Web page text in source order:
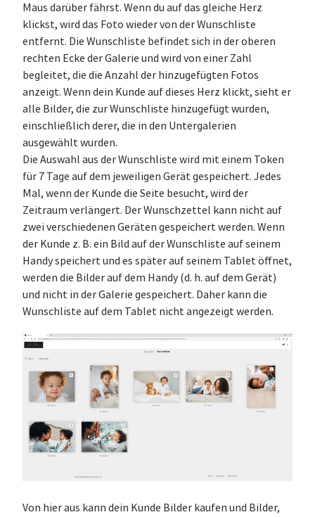
Maus darüber fährst. Wenn du auf das gleiche Herz
klickst, wird das Foto wieder von der Wunschliste
entfernt. Die Wunschliste befindet sich in der oberen
rechten Ecke der Galerie und wird von einer Zahl
begleitet, die die Anzahl der hinzugefügten Fotos
anzeigt. Wenn dein Kunde auf dieses Herz klickt, sieht er
alle Bilder, die zur Wunschliste hinzugefügt wurden,
einschließlich derer, die in den Untergalerien
ausgewählt wurden.
Die Auswahl aus der Wunschliste wird mit einem Token
für 7 Tage auf dem jeweiligen Gerät gespeichert. Jedes
Mal, wenn der Kunde die Seite besucht, wird der
Zeitraum verlängert. Der Wunschzettel kann nicht auf
zwei verschiedenen Geräten gespeichert werden. Wenn
der Kunde z. B. ein Bild auf der Wunschliste auf seinem
Handy speichert und es später auf seinem Tablet öffnet,
werden die Bilder auf dem Handy (d. h. auf dem Gerät)
und nicht in der Galerie gespeichert. Daher kann die
Wunschliste auf dem Tablet nicht angezeigt werden.
Von hier aus kann dein Kunde Bilder kaufen und Bilder,